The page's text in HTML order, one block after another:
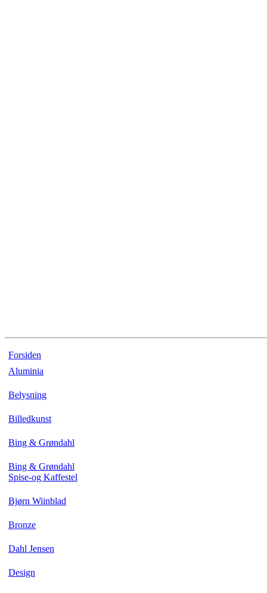
Forsiden
Aluminia
Belysning
Billedkunst
Bing & Grøndahl
Bing & Grøndahl
Spise-og Kaffestel
Bjørn Wiinblad
Bronze
Dahl Jensen
Design